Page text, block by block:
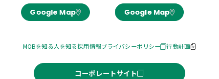
Google Map Google Map
MOBを知る人を知る採用情報プライバシーポリシー 行動計画
コーポレートサイト